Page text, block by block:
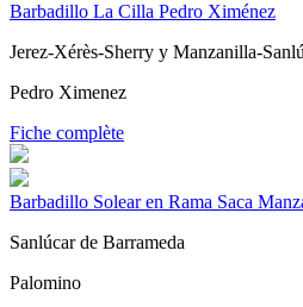
Barbadillo La Cilla Pedro Ximénez
Jerez-Xérès-Sherry y Manzanilla-
Pedro Ximenez
Fiche complète
Barbadillo Solear en Rama Saca
Sanlúcar de Barrameda
Palomino